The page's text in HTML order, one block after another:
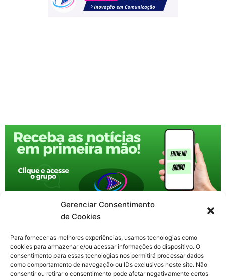
Gerenciar Consentimento
de Cookies
Para fornecer as melhores experiências, usamos tecnologias como
cookies para armazenar e/ou acessar informações do dispositivo. O
consentimento para essas tecnologias nos permitirá processar dados
como comportamento de navegação ou IDs exclusivos neste site. Não
consentir ou retirar o consentimento pode afetar negativamente certos